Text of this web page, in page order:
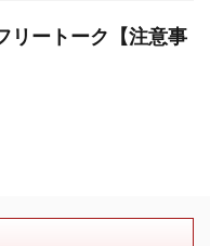
リートーク【注意事